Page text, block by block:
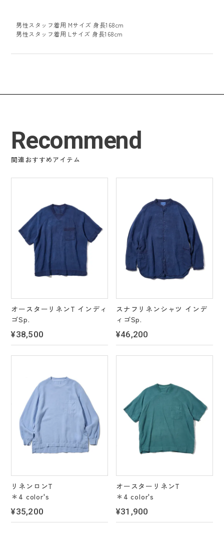
男性スタッフ着用 Mサイズ 身長168cm
男性スタッフ着用 Lサイズ 身長168cm
Recommend
関連おすすめアイテム
オースターリネンT インディ
ゴSp.
¥38,500
スナフリネンシャツ インデ
ィゴSp.
¥46,200
リネンロンT
＊4 color's
¥35,200
オースターリネンT
＊4 color's
¥31,900